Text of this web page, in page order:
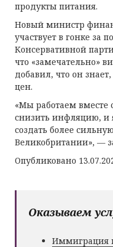
продукты питания.
Новый министр
участвует в гонке за
Консервативной
что «замечательно»
добавил, что он
цен.
«Мы работаем
снизить инфляцию, и
создать более
Великобритании», —
Опубликовано
Оказываем
Иммиграция